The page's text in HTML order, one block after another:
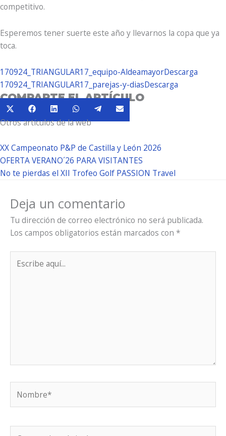
competitivo.
Esperemos tener suerte este año y llevarnos la copa que ya
toca.
170924_TRIANGULAR17_equipo-AldeamayorDescarga
170924_TRIANGULAR17_parejas-y-diasDescarga
COMPARTE EL ARTÍCULO
Compartir
en
(Twitter)
Compartir
en
FacebookCompartir
en
LinkedInCompartir
en
WhatsAppCompartir
en
TelegramCompartir
en
Otros artículos de la web
XX Campeonato P&P de Castilla y León 2026
OFERTA VERANO´26 PARA VISITANTES
No te pierdas el XII Trofeo Golf PASSION Travel
Deja un comentario
Tu dirección de correo electrónico no será publicada.
Los campos obligatorios están marcados con *
aquí...